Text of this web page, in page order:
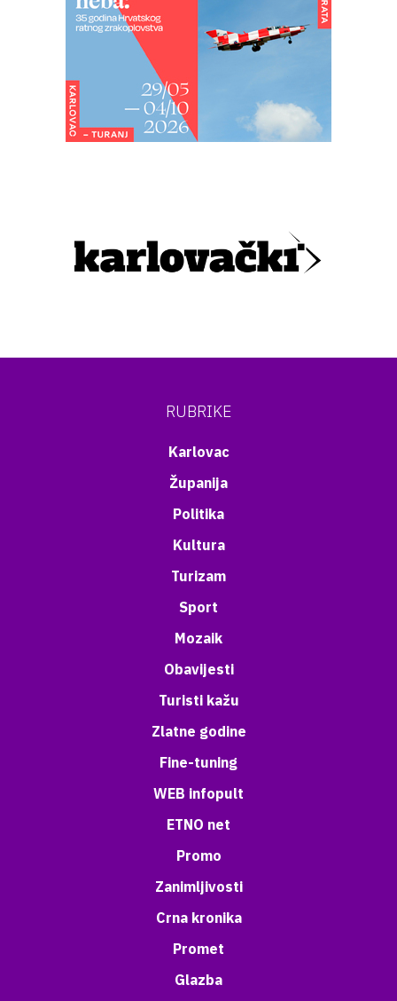
RUBRIKE
Karlovac
Županija
Politika
Kultura
Turizam
Sport
Mozaik
Obavijesti
Turisti kažu
Zlatne godine
Fine-tuning
WEB infopult
ETNO net
Promo
Zanimljivosti
Crna kronika
Promet
Glazba